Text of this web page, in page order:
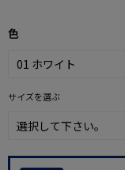
色
サイズを選ぶ